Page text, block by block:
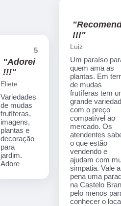
5
"Adorei
!!!"
Eliete
Variedades
de mudas
frutíferas,
imagens,
plantas e
decoração
para
jardim.
Adore
!!!"
Luiz
Um paraíso
quem ama as
plantas. Em
de mudas
frutíferas tem
grande
com o preço
compatível ao
mercado. Os
atendentes
o que estão
vendendo e
ajudam com
simpatia. Vale a
pena uma
na Castelo
pelo menos
conhecer o